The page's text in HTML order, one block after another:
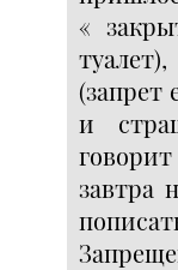
«
(запрет
и
завтра